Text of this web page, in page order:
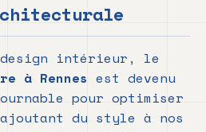
design intérieur, le
à Rennes est devenu
pour optimiser
du style à nos